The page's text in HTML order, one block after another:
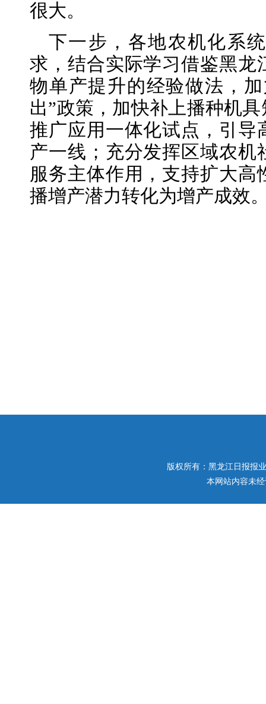
很大。
下一步，各地农机化系
求，结合实际学习借鉴黑龙
物单产提升的经验做法，
出”政策，加快补上播种机
推广应用一体化试点，引导
产一线；充分发挥区域农
服务主体作用，支持扩大
播增产潜力转化为增产成效
版权所有：黑龙江日报报
本网站内容未